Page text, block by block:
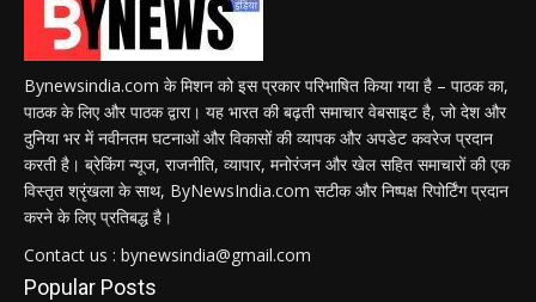
Bynewsindia.com के मिशन को इस प्रकार परिभाषित किया गया है – पाठक का,
पाठक के लिए और पाठक द्वारा। यह भारत की बढ़ती समाचार वेबसाइट है, जो देश और
दुनिया भर में नवीनतम घटनाओं और विकासों की व्यापक और अपडेट कवरेज प्रदान
करती है। ब्रेकिंग न्यूज, राजनीति, व्यापार, मनोरंजन और खेल सहित समाचारों की एक
विस्तृत श्रृंखला के साथ, ByNewsIndia.com सटीक और निष्पक्ष रिपोर्टिंग प्रदान
करने के लिए प्रतिबद्ध है।
Contact us : bynewsindia@gmail.com
Popular Posts